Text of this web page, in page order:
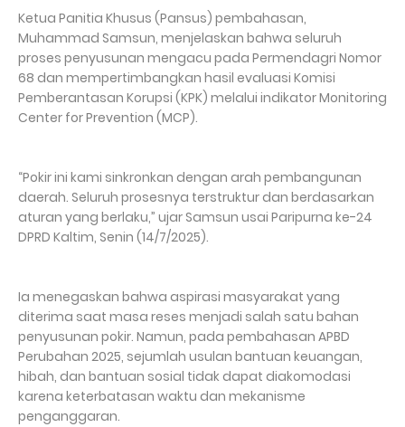
Ketua Panitia Khusus (Pansus) pembahasan,
Muhammad Samsun, menjelaskan bahwa seluruh
proses penyusunan mengacu pada Permendagri Nomor
68 dan mempertimbangkan hasil evaluasi Komisi
Pemberantasan Korupsi (KPK) melalui indikator Monitoring
Center for Prevention (MCP).
“Pokir ini kami sinkronkan dengan arah pembangunan
daerah. Seluruh prosesnya terstruktur dan berdasarkan
aturan yang berlaku,” ujar Samsun usai Paripurna ke-24
DPRD Kaltim, Senin (14/7/2025).
Ia menegaskan bahwa aspirasi masyarakat yang
diterima saat masa reses menjadi salah satu bahan
penyusunan pokir. Namun, pada pembahasan APBD
Perubahan 2025, sejumlah usulan bantuan keuangan,
hibah, dan bantuan sosial tidak dapat diakomodasi
karena keterbatasan waktu dan mekanisme
penganggaran.